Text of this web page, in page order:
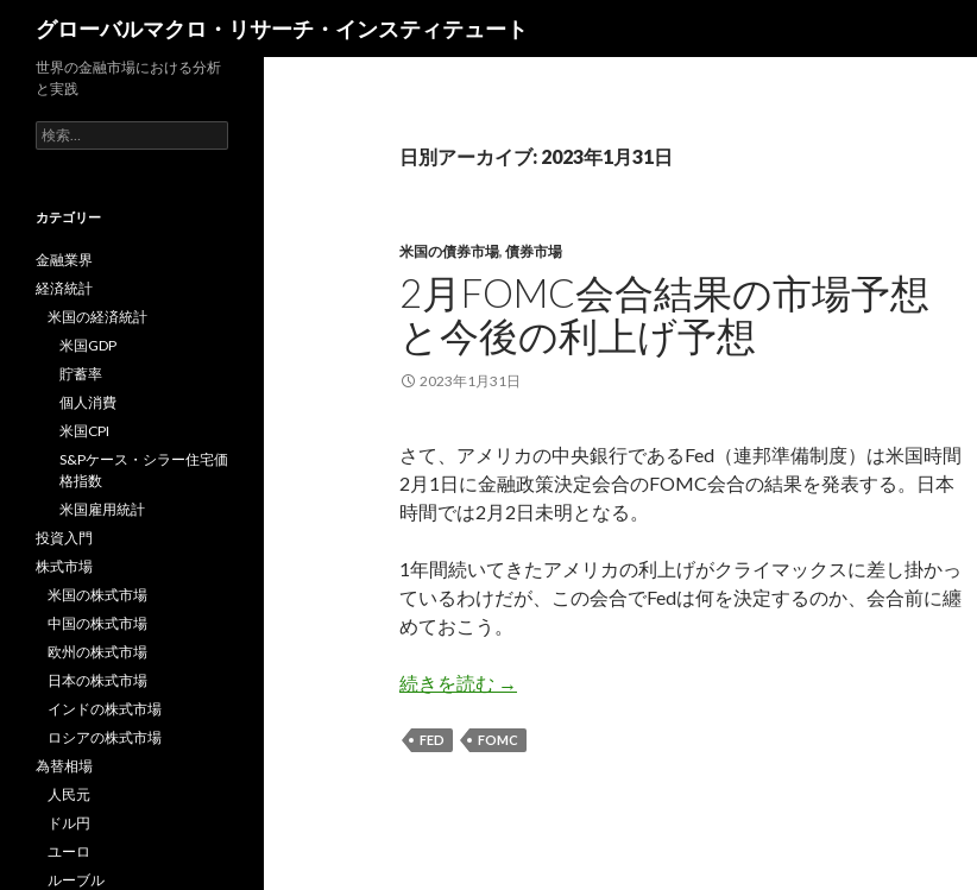
グローバルマクロ・リサーチ・インスティテュート
日別アーカイブ: 2023年1月31日
米国の債券市場, 債券市場
2月FOMC会合結果の市場予想
と今後の利上げ予想
2023年1月31日
さて、アメリカの中央銀行であるFed（連邦準備制度）は米国時間
2月1日に金融政策決定会合のFOMC会合の結果を発表する。日本
時間では2月2日未明となる。
1年間続いてきたアメリカの利上げがクライマックスに差し掛かっ
ているわけだが、この会合でFedは何を決定するのか、会合前に纏
めておこう。
続きを読む 2月FOMC会合結果の市場予想と今後の利上げ予想
→
FED FOMC
世界の金融市場における分析
と実践
検
索:
カテゴリー
金融業界
経済統計
米国の経済統計
米国GDP
貯蓄率
個人消費
米国CPI
S&Pケース・シラー住宅価
格指数
米国雇用統計
投資入門
株式市場
米国の株式市場
中国の株式市場
欧州の株式市場
日本の株式市場
インドの株式市場
ロシアの株式市場
為替相場
人民元
ドル円
ユーロ
ルーブル